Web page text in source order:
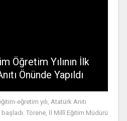
Öğretim Yılının İlk
Önünde Yapıldı
eğretim yılı, Atatürk Anıtı
Törene, İl Millî Eğitim Müdürü